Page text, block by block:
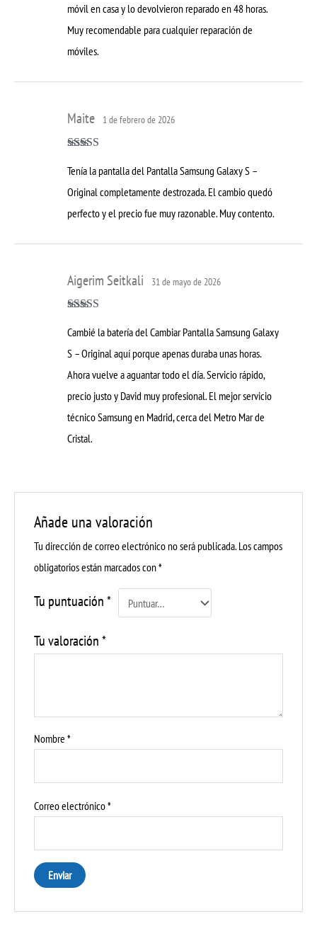
móvil en casa y lo devolvieron reparado en 48 horas.
Muy recomendable para cualquier reparación de
móviles.
5de 5
Maite 1 de febrero de 2026
Tenía la pantalla del Pantalla Samsung Galaxy S –
Original completamente destrozada. El cambio quedó
perfecto y el precio fue muy razonable. Muy contento.
5de 5
Aigerim Seitkali 31 de mayo de 2026
Cambié la batería del Cambiar Pantalla Samsung Galaxy
S – Original aquí porque apenas duraba unas horas.
Ahora vuelve a aguantar todo el día. Servicio rápido,
precio justo y David muy profesional. El mejor servicio
técnico Samsung en Madrid, cerca del Metro Mar de
Cristal.
Añade una valoración
Tu dirección de correo electrónico no será publicada.Los campos
obligatorios están marcados con*
Tu puntuación*
Tu valoración*
Nombre*
Correo electrónico*